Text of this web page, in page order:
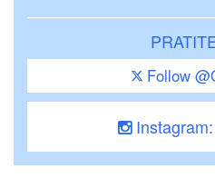
Follow